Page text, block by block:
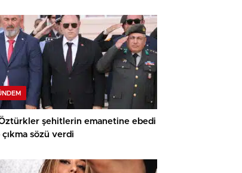
şehitlerin emanetine ebedi
çıkma sözü verdi